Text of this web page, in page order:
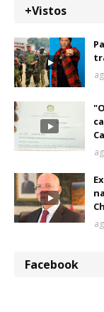
+Vistos
Facebook